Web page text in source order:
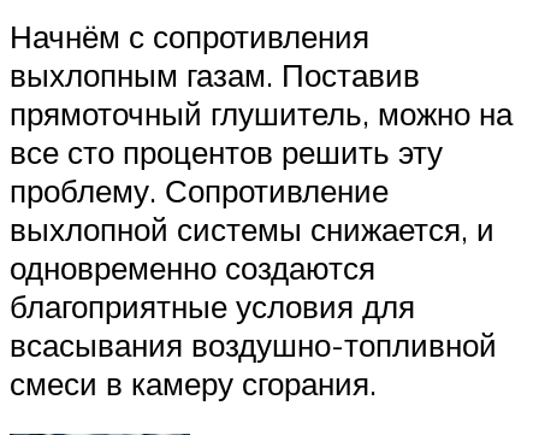
Начнём с сопротивления
выхлопным газам. Поставив
прямоточный глушитель, можно на
все сто процентов решить эту
проблему. Сопротивление
выхлопной системы снижается, и
одновременно создаются
благоприятные условия для
всасывания воздушно-топливной
смеси в камеру сгорания.